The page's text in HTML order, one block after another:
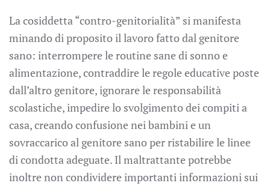
La cosiddetta “contro-genitorialità” si manifesta
minando di proposito il lavoro fatto dal genitore
sano: interrompere le routine sane di sonno e
alimentazione, contraddire le regole educative poste
dall’altro genitore, ignorare le responsabilità
scolastiche, impedire lo svolgimento dei compiti a
casa, creando confusione nei bambini e un
sovraccarico al genitore sano per ristabilire le linee
di condotta adeguate. Il maltrattante potrebbe
inoltre non condividere importanti informazioni sui